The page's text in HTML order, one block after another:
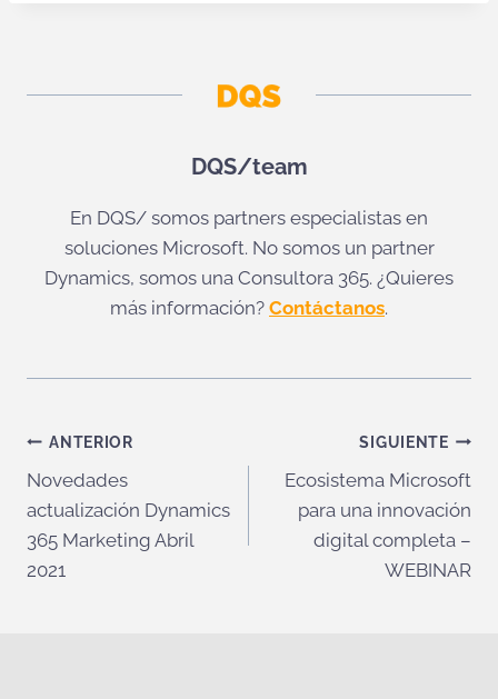
DQS/team
En DQS/ somos partners especialistas en
soluciones Microsoft. No somos un partner
Dynamics, somos una Consultora 365. ¿Quieres
más información? Contáctanos.
Navegación
de
entradas
ANTERIOR
Novedades
actualización Dynamics
365 Marketing Abril
2021
SIGUIENTE
Ecosistema Microsoft
para una innovación
digital completa –
WEBINAR